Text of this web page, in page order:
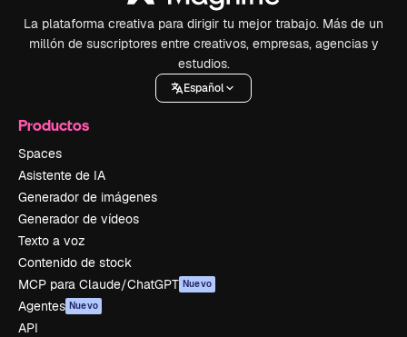
La plataforma creativa para dirigir tu mejor trabajo. Más de un
millón de suscriptores entre creativos, empresas, agencias y
estudios.
Español
Productos
Spaces
Asistente de IA
Generador de imágenes
Generador de vídeos
Texto a voz
Contenido de stock
MCP para Claude/ChatGPT Nuevo
Agentes Nuevo
API